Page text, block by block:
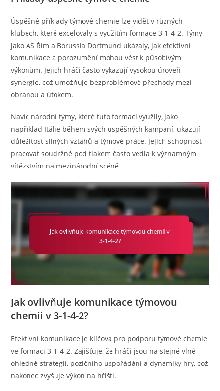
Úspěšné příklady týmové chemie lze vidět v různých
klubech, které excelovaly s využitím formace 3-1-4-2. Týmy
jako AS Řím a Borussia Dortmund ukázaly, jak efektivní
komunikace a porozumění mohou vést k působivým
výkonům. Jejich hráči často vykazují vysokou úroveň
synergie, což umožňuje bezproblémové přechody mezi
obranou a útokem.
Navíc národní týmy, které tuto formaci využily, jako
například Itálie během svých úspěšných kampaní, ukazují
důležitost silných vztahů a týmové práce. Jejich schopnost
pracovat soudržně pod tlakem často vedla k významným
vítězstvím na mezinárodní scéně.
Jak ovlivňuje komunikace týmovou
chemii v 3-1-4-2?
Efektivní komunikace je klíčová pro podporu týmové chemie
ve formaci 3-1-4-2. Zajišťuje, že hráči jsou na stejné vlně
ohledně strategií, pozičního uspořádání a dynamiky hry, což
nakonec zvyšuje výkon na hřišti.